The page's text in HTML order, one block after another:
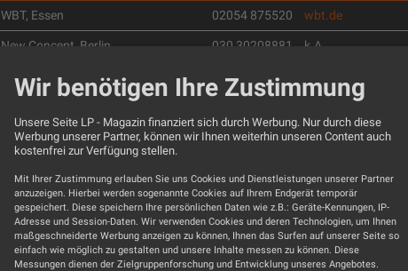
WBT, Essen 02054 875520 wbt.de
New Concept, Berlin 030 30208881 k.A.
Audio Reference 040 53320359
Schunk Audio Engeneering 07133 974770 accusticarts.de
hifi2die4, Leinzell
Radio Siegmann, Altlußheim 06205 32429 k.A.
Applied Acoustics, Berlin 030 4614874 applied-
Burmester Audiosysteme, Berlin k.A. burmester.de
Wir benötigen Ihre Zustimmung
Unsere Seite LP - Magazin finanziert sich durch Werbung. Nur durch diese
Werbung unserer Partner, können wir Ihnen weiterhin unseren Content auch
kostenfrei zur Verfügung stellen.
Mit Ihrer Zustimmung erlauben Sie uns Cookies und Dienstleistungen unserer Partner
anzuzeigen. Hierbei werden sogenannte Cookies auf Ihrem Endgerät temporär
gespeichert. Diese speichern Ihre persönlichen Daten wie z.B.: Geräte-Kennungen, IP-
Adresse und Session-Daten. Wir verwenden Cookies und deren Technologien, um Ihnen
maßgeschneiderte Werbung anzeigen zu können, Ihnen das Surfen auf unserer Seite so
einfach wie möglich zu gestalten und unsere Inhalte messen zu können. Diese
Messungen dienen der Zielgruppenforschung und Entwicklung unseres Angebotes.